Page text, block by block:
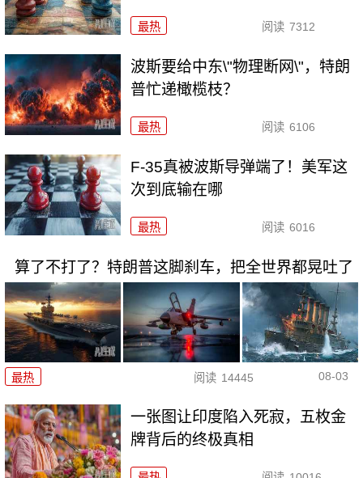
最热 阅读 7312
波斯要给中东\"物理断网\"，特朗
普忙递橄榄枝？
最热 阅读 6106
F-35真被波斯导弹端了！美军这
次到底输在哪
最热 阅读 6016
算了不打了？特朗普这脚刹车，把全世界都晃吐了
最热 阅读 14445 08-03
一张图让印度陷入死寂，五枚金
牌背后的终极真相